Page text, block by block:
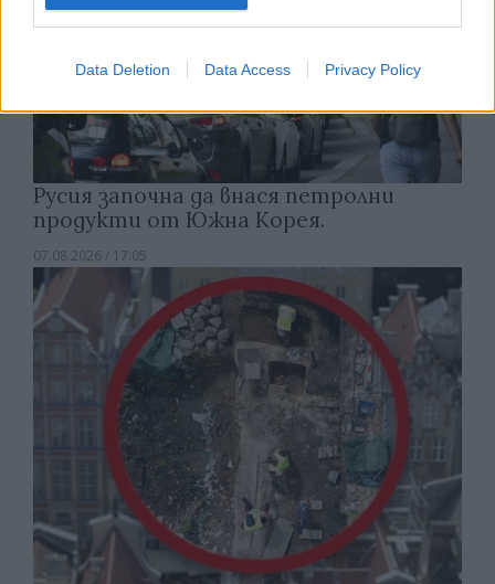
Data Deletion Data Access Privacy Policy
Русия започна да внася петролни
продукти от Южна Корея.
07.08.2026 / 17:05